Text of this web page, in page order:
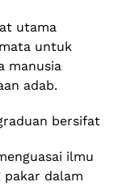
utama
untuk
manusia
adab.
bersifat
ilmu
pakar dalam